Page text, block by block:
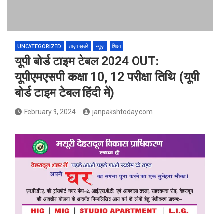
UNCATEGORIZED ताज़ा ख़बरें न्यूज़ शिक्षा
यूपी बोर्ड टाइम टेबल 2024 OUT:
यूपीएमएसपी कक्षा 10, 12 परीक्षा तिथि (यूपी
बोर्ड टाइम टेबल हिंदी में)
February 9, 2024 janpakshtoday.com